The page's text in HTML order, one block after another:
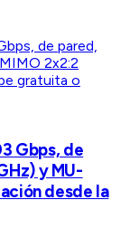
Gbps, de
y MU-
desde la